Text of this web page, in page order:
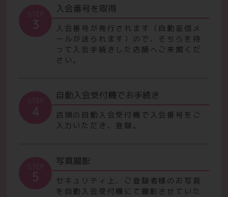
STEP
3
入会番号を取得
入会番号が発行されます（自動返信メ
ールが送られます）ので、 そちらを持
って入会手続きした店舗へご来館くだ
さい。
STEP
4
自動入会受付機でお手続き
店頭の自動入会受付機で入会番号をご
入力いただき、登録。
STEP
5
写真撮影
セキュリティ上、ご登録者様のお写真
を自動入会受付機にて撮影させていた